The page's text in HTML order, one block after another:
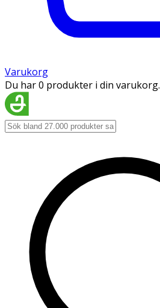
Varukorg
Du har 0 produkter i din varukorg.